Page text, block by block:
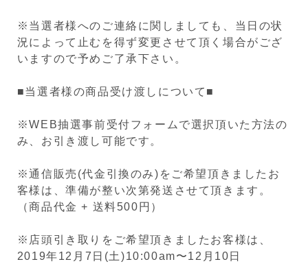
※当選者様へのご連絡に関しましても、当日の状
況によって止むを得ず変更させて頂く場合がござ
いますので予めご了承下さい。
■当選者様の商品受け渡しについて■
※WEB抽選事前受付フォームで選択頂いた方法の
み、お引き渡し可能です。
※通信販売(代金引換のみ)をご希望頂きましたお
客様は、準備が整い次第発送させて頂きます。
（商品代金 + 送料500円）
※店頭引き取りをご希望頂きましたお客様は、
2019年12月7日(土)10:00am〜12月10日